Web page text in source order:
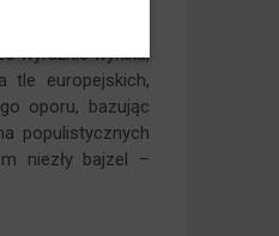
wyraźnie wynika,
tle europejskich,
oporu, bazując
populistycznych
niezły bajzel –